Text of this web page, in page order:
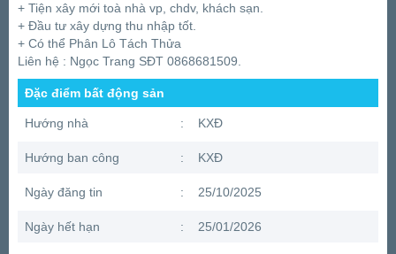
+ Tiện xây mới toà nhà vp, chdv, khách sạn.
+ Đầu tư xây dựng thu nhập tốt.
+ Có thể Phân Lô Tách Thửa
Liên hệ : Ngọc Trang SĐT 0868681509.
Đặc điểm bất động sản
Hướng nhà : KXĐ
Hướng ban công : KXĐ
Ngày đăng tin : 25/10/2025
Ngày hết hạn : 25/01/2026